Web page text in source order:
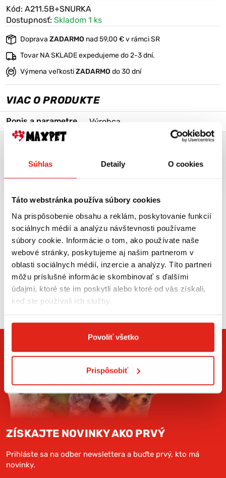
Súhlas Detaily O cookies
Táto webstránka používa súbory cookies
Na prispôsobenie obsahu a reklám, poskytovanie funkcií
sociálnych médií a analýzu návštevnosti používame
súbory cookie. Informácie o tom, ako používate naše
webové stránky, poskytujeme aj našim partnerom v
oblasti sociálnych médií, inzercie a analýzy. Títo partneri
môžu príslušné informácie skombinovať s ďalšími
údajmi, ktoré ste im poskytli alebo ktoré od vás získali,
keď ste používali ich služby.
Povoliť všetko
Prispôsobiť
Kód: A211.5B+SNURKA
Dostupnosť: Skladom 1 ks
Doprava ZADARMO nad 59,00 € v rámci SR
Tovar NA SKLADE expedujeme do 2-3 dní.
Výmena veľkostiZADARMO do 30 dní
VIAC O PRODUKTE
Popis a parametre Výrobca
ACME PÍŠŤAĽKA 211.5 ČIERNA + ŠNÚRKA NA PÍŠŤALKU
Najlepšie píšťalky pre psov na svete.
využitie vzduchu. To znamená jasnejší zvuk, ktorý vám poskytne
Píštalka poskytuje mäkkosť v ústach a perfektnú manipuláciu za
každých podmienok. Na poliach a kopcoch, na pláži, vo vašom
miestnom parku alebo doma vám tento nový rad zaistí, že budete
vodcom Vašej svorky.
Frekvencia je normovaná, takže je možné v prípade straty alebo
poškodenia kedykoľvek píšťalku nahradiť novou.
ZÍSKAJTE NOVINKY AKO PRVÝ
Prihláste sa na odber newslettera a buďte prvý, kto má
novinky.